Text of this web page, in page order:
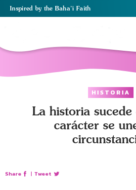
Inspired by the Baha’i Faith
HISTORIA
La historia
carácter se
Share | Tweet